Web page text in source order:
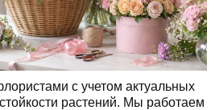
с учетом актуальных
растений. Мы работаем